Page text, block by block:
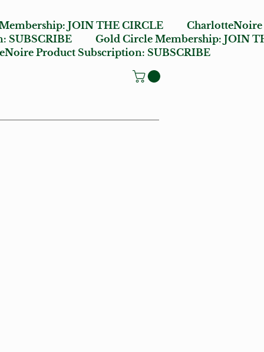
JOIN THE CIRCLE
SUBSCRIBE Gold Circle Membership:JOIN
Product Subscription:SUBSCRIBE